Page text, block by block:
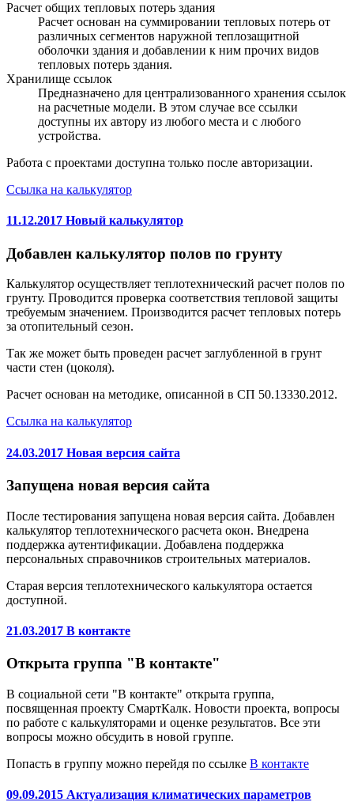
Расчет общих тепловых потерь здания
Расчет основан на суммировании тепловых потерь от
различных сегментов наружной теплозащитной
оболочки здания и добавлении к ним прочих видов
тепловых потерь здания.
Хранилище ссылок
Предназначено для централизованного хранения ссылок
на расчетные модели. В этом случае все ссылки
доступны их автору из любого места и с любого
устройства.
Работа с проектами доступна только после авторизации.
Ссылка на калькулятор
11.12.2017 Новый калькулятор
Добавлен калькулятор полов по грунту
Калькулятор осуществляет теплотехнический расчет полов по
грунту. Проводится проверка соответствия тепловой защиты
требуемым значением. Производится расчет тепловых потерь
за отопительный сезон.
Так же может быть проведен расчет заглубленной в грунт
части стен (цоколя).
Расчет основан на методике, описанной в СП 50.13330.2012.
Ссылка на калькулятор
24.03.2017 Новая версия сайта
Запущена новая версия сайта
После тестирования запущена новая версия сайта. Добавлен
калькулятор теплотехнического расчета окон. Внедрена
поддержка аутентификации. Добавлена поддержка
персональных справочников строительных материалов.
Старая версия теплотехнического калькулятора остается
доступной.
21.03.2017 В контакте
Открыта группа "В контакте"
В социальной сети "В контакте" открыта группа,
посвященная проекту СмартКалк. Новости проекта, вопросы
по работе с калькуляторами и оценке результатов. Все эти
вопросы можно обсудить в новой группе.
Попасть в группу можно перейдя по ссылке В контакте
09.09.2015 Актуализация климатических параметров